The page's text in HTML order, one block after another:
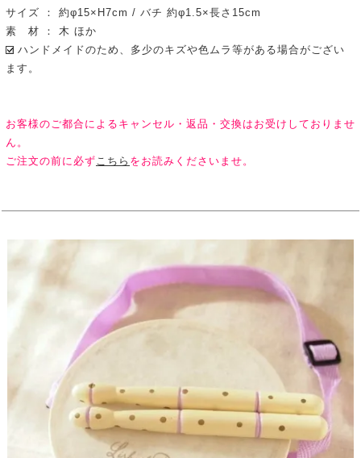
サイズ ： 約φ15×H7cm / バチ 約φ1.5×長さ15cm
素 材 ： 木 ほか
ハンドメイドのため、多少のキズや色ムラ等がある場合がござい
ます。
お客様のご都合によるキャンセル・返品・交換はお受けしておりませ
ん。
ご注文の前に必ず こちら をお読みくださいませ。